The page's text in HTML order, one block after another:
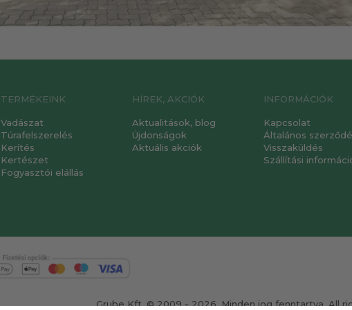
TERMÉKEINK
Vadászat
Túrafelszerelés
Kerítés
Kertészet
Fogyasztói elállás
HÍREK, AKCIÓK
Aktualitások, blog
Újdonságok
Aktuális akciók
INFORMÁCIÓK
Kapcsolat
Általános
Visszaküldés
Szállítási
Grube Kft. © 2009 - 2026. Minden jog fenntartva. All